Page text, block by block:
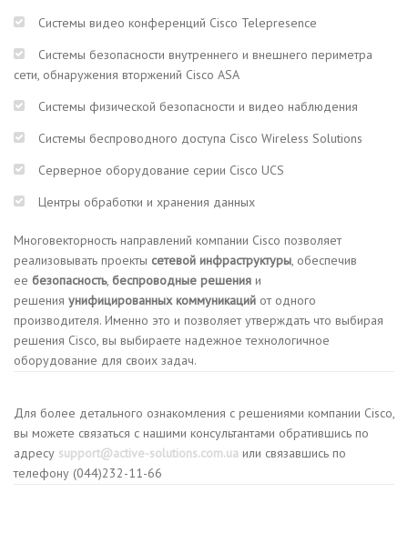
Системы видео конференций Cisco Telepresence
Системы безопасности внутреннего и внешнего периметра
сети, обнаружения вторжений Cisco ASA
Системы физической безопасности и видео наблюдения
Системы беспроводного доступа Cisco Wireless Solutions
Серверное оборудование серии Cisco UCS
Центры обработки и хранения данных
Многовекторность направлений компании Cisco позволяет
реализовывать проекты сетевой инфраструктуры , обеспечив
ее безопасность, беспроводные решения и
решения унифицированных коммуникаций от одного
производителя. Именно это и позволяет утверждать что выбирая
решения Cisco, вы выбираете надежное технологичное
оборудование для своих задач.
Для более детального ознакомления с решениями компании Cisco,
вы можете связаться с нашими консультантами обратившись по
адресу support@active-solutions.com.ua или связавшись по
телефону (044)232-11-66